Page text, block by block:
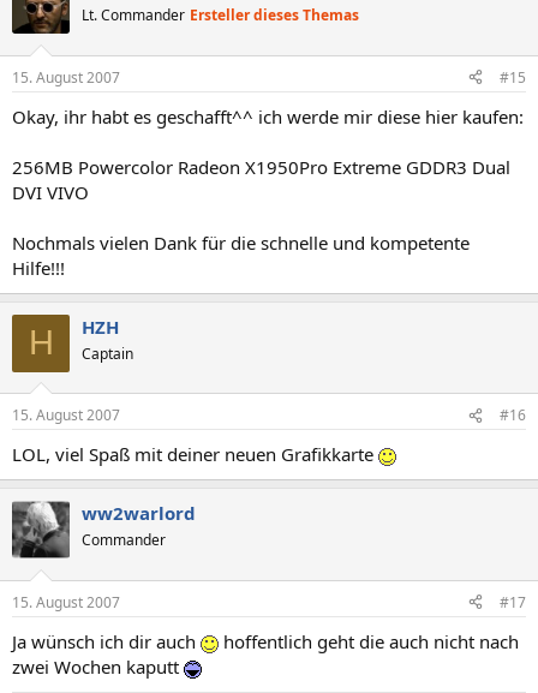
Lt. Commander Ersteller dieses Themas
15. August 2007 #15
Okay, ihr habt es geschafft^^ ich werde mir diese hier kaufen:
256MB Powercolor Radeon X1950Pro Extreme GDDR3 Dual
DVI VIVO
Nochmals vielen Dank für die schnelle und kompetente
Hilfe!!!
H HZH
Captain
15. August 2007 #16
LOL, viel Spaß mit deiner neuen Grafikkarte
ww2warlord
Commander
15. August 2007 #17
Ja wünsch ich dir auch
hoffentlich geht die auch nicht nach
zwei Wochen kaputt